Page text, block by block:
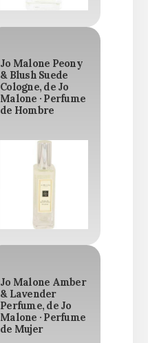
Jo Malone Peony
& Blush Suede
Cologne, de Jo
Malone · Perfume
de Hombre
Jo Malone Amber
& Lavender
Perfume, de Jo
Malone · Perfume
de Mujer